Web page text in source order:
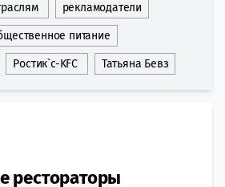
рекламодатели
питание
Ростик`с-KFC Татьяна Бевз
рестораторы